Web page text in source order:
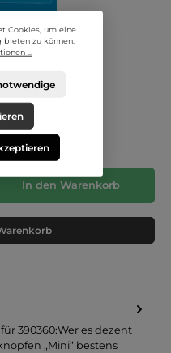
Tage
oder benutze die Schaltflächen um
In den Warenkorb
390360:Wer es dezent
„Mini“ bestens
Cookies, um eine
zu können.
...